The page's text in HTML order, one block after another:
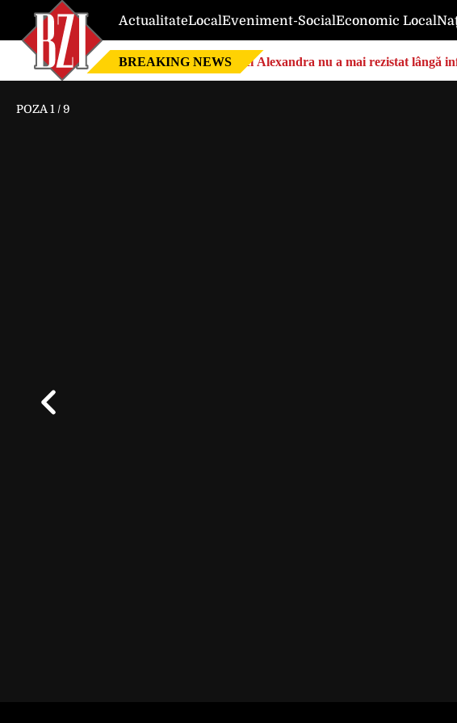
ActualitateLocalEveniment-SocialEconomic Local
BREAKING NEWS Nici Alexandra nu a mai rezistat lângă
POZA 1 /9